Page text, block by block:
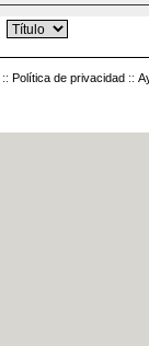
:: Política de privacidad ::